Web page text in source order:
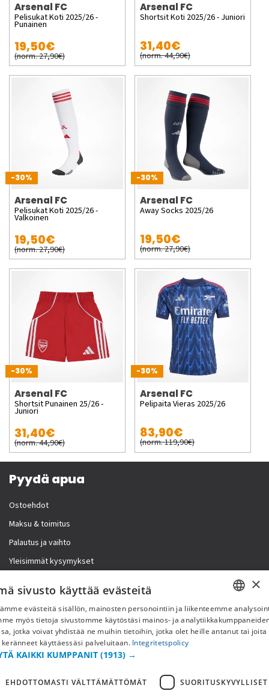
Arsenal FC
Pelisukat Koti 2025/26 -
Punainen
19,50€
(norm. 27,90€)
Arsenal FC
Shortsit Koti 2025/26 - Juniori
31,40€
(norm. 44,90€)
-30%
Arsenal FC
Pelisukat Koti 2025/26 -
Valkoinen
19,50€
(norm. 27,90€)
-30%
Arsenal FC
Away Socks 2025/26
19,50€
(norm. 27,90€)
-30%
Arsenal FC
Shortsit Punainen 25/26 -
Juniori
31,40€
(norm. 44,90€)
-30%
Arsenal FC
Pelipaita Vieras 2025/26
83,90€
(norm. 119,90€)
Pyydä apua
Ostoehdot
Maksu & toimitus
Palautus ja vaihto
Yleisimmät kysymykset
Lisää meistä
Yritystiedot
FI
×
sivusto käyttää evästeitä
evästeitä sisällön, mainosten personointiin ja liikenteemme
myös tietoja sivustomme käytöstäsi mainos- ja
jotka voivat yhdistää ne muihin tietoihin, jotka olet heille antanut tai joita
keränneet käyttäessäsi palveluitaan. Integritetspolicy
KAIKKI KUMPPANIT (1913) →
EHDOTTOMASTI VÄLTTÄMÄTTÖMÄT SUORITUSKYVYLLISET